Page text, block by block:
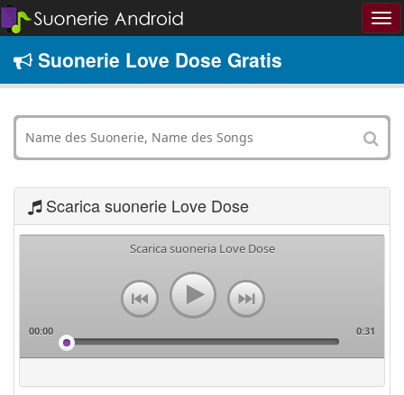
Suonerie Love Dose Gratis
Scarica suonerie Love Dose
Scarica suoneria Love Dose
00:00 0:31